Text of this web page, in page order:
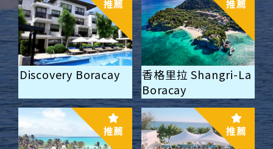
推薦
Discovery Boracay
推薦
香格里拉 Shangri-La
Boracay
推薦 推薦